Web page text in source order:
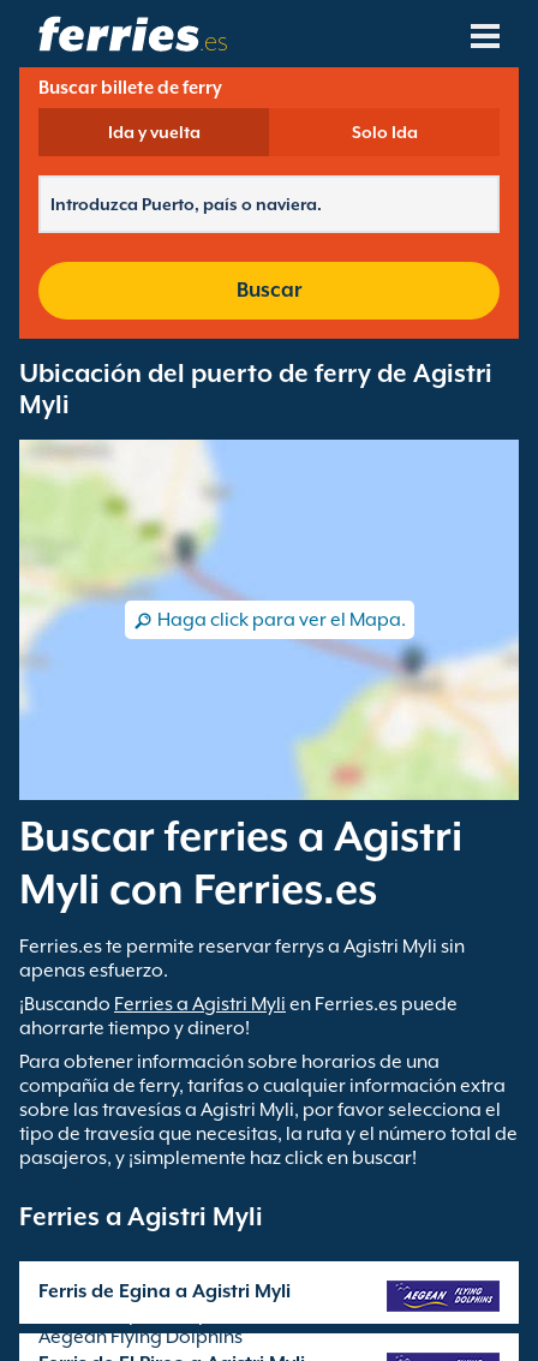
.es
Compañías Navieras
Destinos De Ferries
Puertos De Ferry
Buscar billete de ferry
Ida y vuelta Solo Ida
Buscar
Ubicación del puerto de ferry de Agistri
Myli
Haga click para ver el Mapa.
Buscar ferries a Agistri
Myli con Ferries.es
Ferries.es te permite reservar ferrys a Agistri Myli sin
apenas esfuerzo.
¡Buscando Ferries a Agistri Myli en Ferries.es puede
ahorrarte tiempo y dinero!
Para obtener información sobre horarios de una
compañía de ferry, tarifas o cualquier información extra
sobre las travesías a Agistri Myli, por favor selecciona el
tipo de travesía que necesitas, la ruta y el número total de
pasajeros, y ¡simplemente haz click en buscar!
Ferries a Agistri Myli
Ferris de Egina a Agistri Myli
Aegean Flying Dolphins